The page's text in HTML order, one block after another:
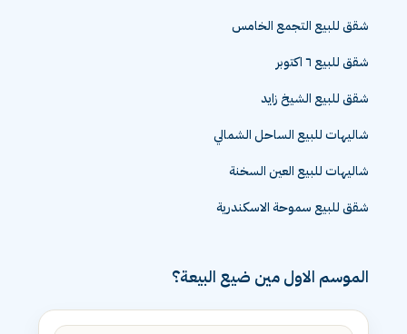
شقق للبيع التجمع الخامس
شقق للبيع ٦ اكتوبر
شقق للبيع الشيخ زايد
شاليهات للبيع الساحل الشمالي
شاليهات للبيع العين السخنة
شقق للبيع سموحة الاسكندرية
الموسم الاول مين ضيع البيعة؟